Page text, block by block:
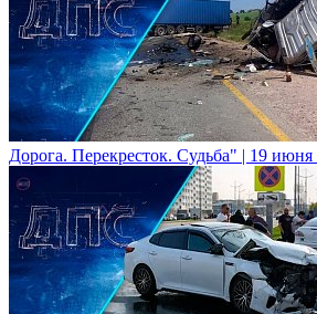
Дорога. Перекресток. Судьба" | 19